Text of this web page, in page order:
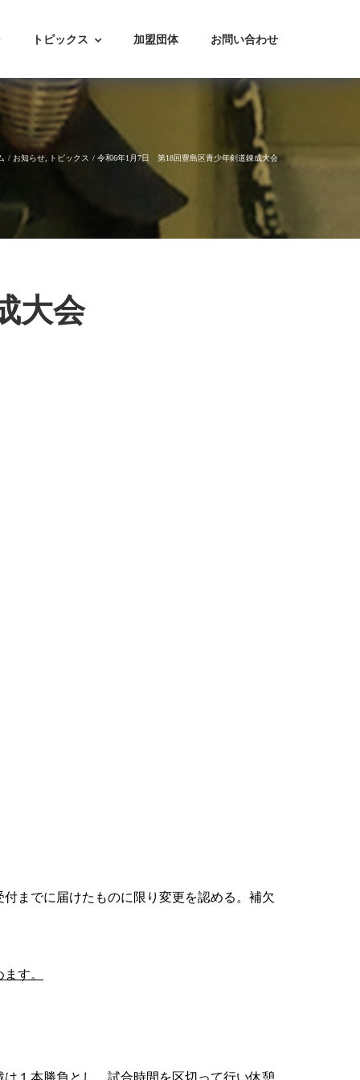
トピックス 加盟団体 お問い合わせ
お知らせ トピックス 令和6年1月7日 第18回豊島区青少年剣道錬成大会
大会
までに届けたものに限り変更を認める。補欠
す。
１本勝負とし、試合時間を区切って行い休憩